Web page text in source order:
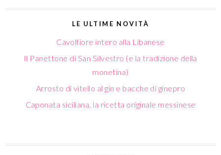
LE ULTIME NOVITÀ
Cavolfiore intero alla Libanese
Il Panettone di San Silvestro (e la tradizione della
monetina)
Arrosto di vitello al gin e bacche di ginepro
Caponata siciliana, la ricetta originale messinese